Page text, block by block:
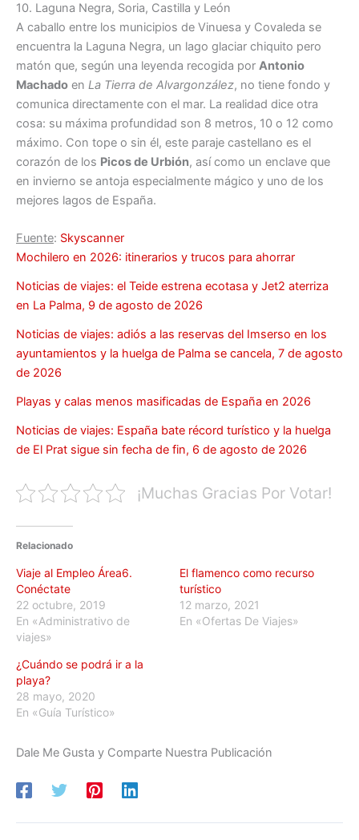
10. Laguna Negra, Soria, Castilla y León
A caballo entre los municipios de Vinuesa y Covaleda se
encuentra la Laguna Negra, un lago glaciar chiquito pero
matón que, según una leyenda recogida por Antonio
Machado en La Tierra de Alvargonzález, no tiene fondo y
comunica directamente con el mar. La realidad dice otra
cosa: su máxima profundidad son 8 metros, 10 o 12 como
máximo. Con tope o sin él, este paraje castellano es el
corazón de los Picos de Urbión, así como un enclave que
en invierno se antoja especialmente mágico y uno de los
mejores lagos de España.
Fuente: Skyscanner
Mochilero en 2026: itinerarios y trucos para ahorrar
Noticias de viajes: el Teide estrena ecotasa y Jet2 aterriza
en La Palma, 9 de agosto de 2026
Noticias de viajes: adiós a las reservas del Imserso en los
ayuntamientos y la huelga de Palma se cancela, 7 de agosto
de 2026
Playas y calas menos masificadas de España en 2026
Noticias de viajes: España bate récord turístico y la huelga
de El Prat sigue sin fecha de fin, 6 de agosto de 2026
¡Muchas Gracias Por Votar!
Relacionado
Viaje al Empleo Área6.
Conéctate
22 octubre, 2019
En «Administrativo de
viajes»
El flamenco como recurso
turístico
12 marzo, 2021
En «Ofertas De Viajes»
¿Cuándo se podrá ir a la
playa?
28 mayo, 2020
En «Guía Turístico»
Dale Me Gusta y Comparte Nuestra Publicación